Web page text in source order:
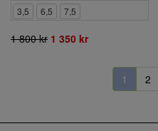
3,5 6,5 7,5
1 800 kr 1 350 kr
1 2